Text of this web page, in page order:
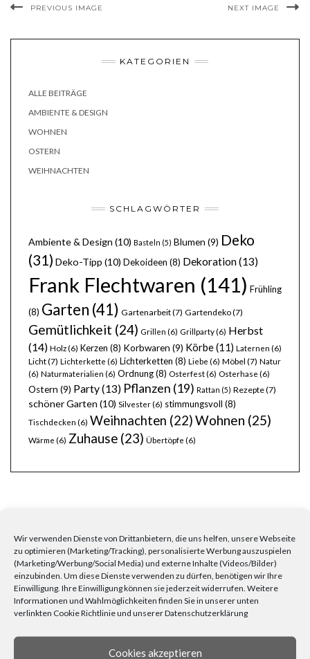
Wir verwenden Dienste von Drittanbietern, die uns helfen, unsere Webseite
zu optimieren (Marketing/Tracking), personalisierte Werbung auszuspielen
(Marketing/Werbung/Social Media) und externe Inhalte (Videos/Bilder)
einzubinden. Um diese Dienste verwenden zu dürfen, benötigen wir Ihre
Einwilligung. Ihre Einwilligung können sie jederzeit widerrufen. Weitere
Informationen und Wahlmöglichkeiten finden Sie in unserer unten
verlinkten Cookie Richtlinie und unserer Datenschutzerklärung
Cookies akzeptieren
PREVIOUS IMAGE NEXT IMAGE
KATEGORIEN
ALLE BEITRÄGE
AMBIENTE & DESIGN
WOHNEN
OSTERN
WEIHNACHTEN
SCHLAGWÖRTER
Ambiente & Design (10) Basteln (5) Blumen (9) Deko
(31) Deko-Tipp (10) Dekoideen (8) Dekoration(13)
Frank Flechtwaren (141) Frühling
(8) Garten (41) Gartenarbeit(7) Gartendeko(7)
Gemütlichkeit (24) Grillen (6) Grillparty(6) Herbst
(14) Holz(6) Kerzen (8) Korbwaren (9) Körbe(11) Laternen (6)
Licht(7) Lichterkette (6) Lichterketten (8) Liebe (6) Möbel (7) Natur
(6) Naturmaterialien (6) Ordnung(8) Osterfest(6) Osterhase (6)
Ostern (9) Party(13) Pflanzen (19) Rattan (5) Rezepte(7)
schöner Garten (10) Silvester(6) stimmungsvoll (8)
Tischdecken (6) Weihnachten (22)Wohnen (25)
Wärme (6) Zuhause (23) Übertöpfe (6)
FRAGEN, ANREGUNGEN, WÜNSCHE?